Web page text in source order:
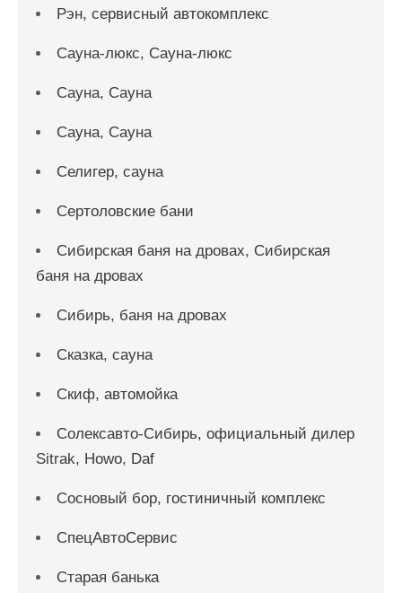
Рэн, сервисный автокомплекс
Сауна-люкс, Сауна-люкс
Сауна, Сауна
Сауна, Сауна
Селигер, сауна
Сертоловские бани
Сибирская баня на дровах, Сибирская
баня на дровах
Сибирь, баня на дровах
Сказка, сауна
Скиф, автомойка
Солексавто-Сибирь, официальный дилер
Sitrak, Howo, Daf
Сосновый бор, гостиничный комплекс
СпецАвтоСервис
Старая банька